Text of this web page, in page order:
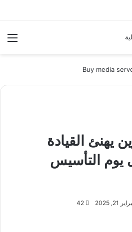
يهنئ القيادة
يوم التأسيس
21, 2025
42